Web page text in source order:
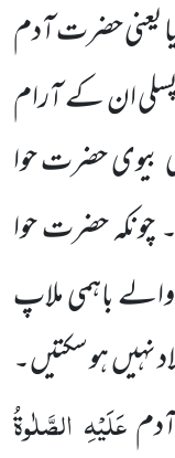
یعنی حضرت آدم
ان کے آرام
بیوی حضرت حوا
چونکہ حضرت حوا
باہمی ملاپ
نہیں ہو سکتیں۔
عَلَیْہِ الصَّلٰوۃُ